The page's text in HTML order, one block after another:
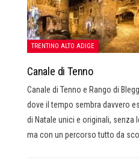
TRENTINO ALTO ADIGE
Canale di Tenno
Canale di Tenno e Rango di
dove il tempo sembra davvero
di Natale unici e originali, senza
ma con un percorso tutto da